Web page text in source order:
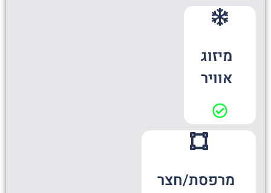
מיזוג
אוויר
מרפסת/חצר